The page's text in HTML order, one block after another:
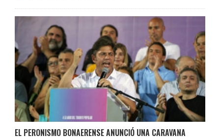
EL PERONISMO BONAERENSE ANUNCIÓ UNA CARAVANA